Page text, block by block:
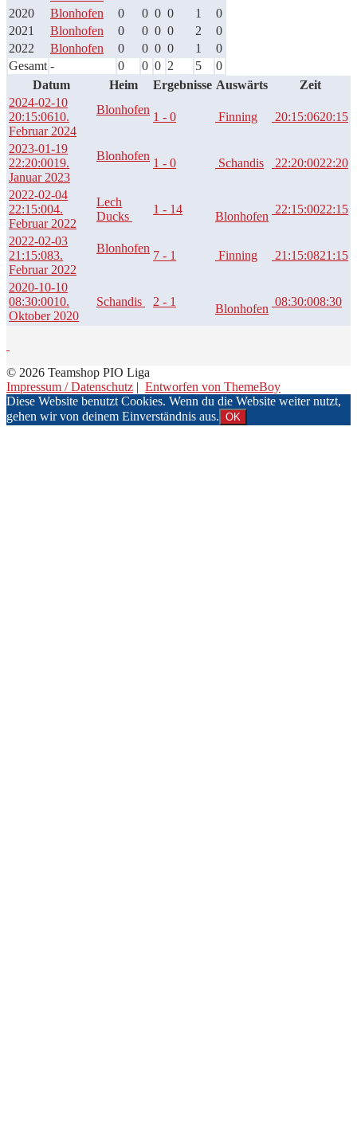
2020
Blonhofen 0 0 0 0 1
0
2021
Blonhofen 0 0 0 0 2
0
2022
Blonhofen 0 0 0 0 1
0
Gesamt - 0 0 0 2 5
0
Datum
Heim Ergebnisse Auswärts
Zeit
2024-02-10
20:15:0610.
Februar 2024
Blonhofen
1 - 0 Finning 20:15:0620:15
2023-01-19
22:20:0019.
Januar 2023
Blonhofen
1 - 0 Schandis 22:20:0022:20
2022-02-04
22:15:004.
Februar 2022
Lech
Ducks
1 - 14
Blonhofen
22:15:0022:15
2022-02-03
21:15:083.
Februar 2022
Blonhofen
7 - 1 Finning 21:15:0821:15
2020-10-10
08:30:0010.
Oktober 2020
Schandis 2 - 1
Blonhofen
08:30:008:30
© 2026 Teamshop PIO Liga
Impressum / Datenschutz | Entworfen von ThemeBoy
Diese Website benutzt Cookies. Wenn du die Website weiter nutzt,
gehen wir von deinem Einverständnis aus. OK